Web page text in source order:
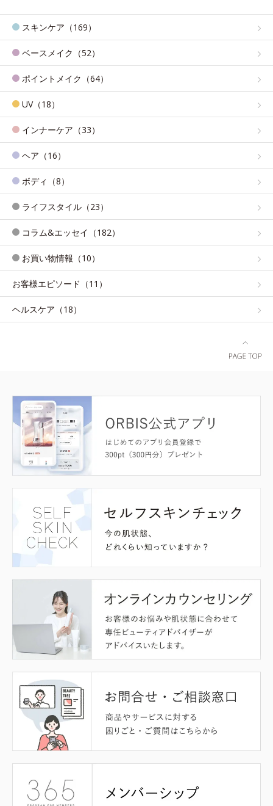
スキンケア（169）
ベースメイク（52）
ポイントメイク（64）
UV（18）
インナーケア（33）
ヘア（16）
ボディ（8）
ライフスタイル（23）
コラム&エッセイ（182）
お買い物情報（10）
お客様エピソード（11）
ヘルスケア（18）